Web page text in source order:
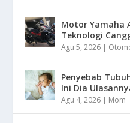
Motor Yamaha
Teknologi
Agu 5, 2026 |
Penyebab
Ini Dia
Agu 4, 2026 | Mom